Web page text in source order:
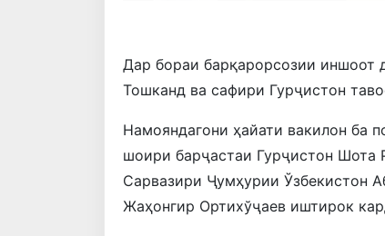
Дар бораи барқарорсозии
Тошканд ва сафири Гурҷистон
Намояндагони ҳайати вакилон ба
шоири барҷастаи Гурҷистон Шота
Сарвазири Ҷумҳурии Ўзбекистон
Жаҳонгир Ортихўҷаев иштирок